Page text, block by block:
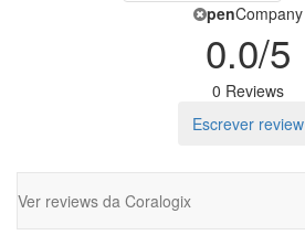
penCompany
0.0/5
0 Reviews
Escrever review
Ver reviews da Coralogix